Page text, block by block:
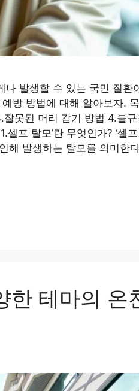
나 발생할 수 있는 국민 질환
방 방법에 대해 알아보자.
잘못된 머리 감기 방법 4.불
프 탈모’란 무엇인가? ‘셀
해 발생하는 탈모를 의미한
한 테마의 온